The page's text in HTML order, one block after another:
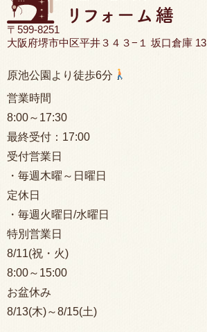
〒599-8251
大阪府堺市中区平井３４３−１ 坂口倉庫 13
原池公園より徒歩6分
営業時間
8:00～17:30
最終受付： 17:00
受付営業日
・毎週木曜～日曜日
定休日
・毎週火曜日/水曜日
特別営業日
8/11(祝・火)
8:00～15:00
お盆休み
8/13(木)～8/15(土)